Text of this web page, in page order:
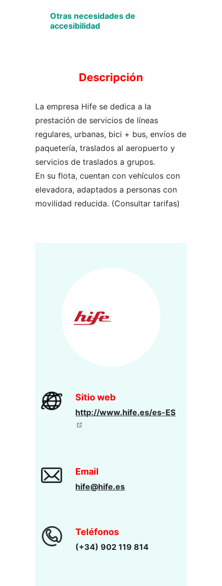
Sitio web
http://www.hife.es/es-ES
Email
hife@hife.es
Teléfonos
(+34) 902 119 814
Otras necesidades de
accesibilidad
Descripción
La empresa Hife se dedica a la
prestación de servicios de líneas
regulares, urbanas, bici + bus, envíos de
paquetería, traslados al aeropuerto y
servicios de traslados a grupos.
En su flota, cuentan con vehículos con
elevadora, adaptados a personas con
movilidad reducida. (Consultar tarifas)